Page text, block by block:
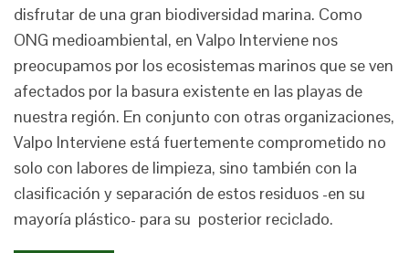
disfrutar de una gran biodiversidad marina. Como
ONG medioambiental, en Valpo Interviene nos
preocupamos por los ecosistemas marinos que se ven
afectados por la basura existente en las playas de
nuestra región. En conjunto con otras organizaciones,
Valpo Interviene está fuertemente comprometido no
solo con labores de limpieza, sino también con la
clasificación y separación de estos residuos -en su
mayoría plástico- para su posterior reciclado.